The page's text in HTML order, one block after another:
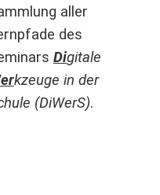
aller
des
Digitale
kzeuge in der
(DiWerS).